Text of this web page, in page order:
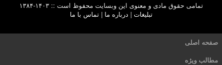
تمامی حقوق مادی و معنوی این وبسایت محفوظ است :: ۱۴۰۳-۱۳۸۴
تبلیغات|درباره ما |تماس با ما
اصلی
ویژه